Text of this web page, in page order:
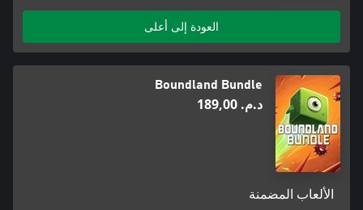
العودة إلى أعلى
Boundland Bundle
د.م.‏ 189,00
الألعاب المضمنة